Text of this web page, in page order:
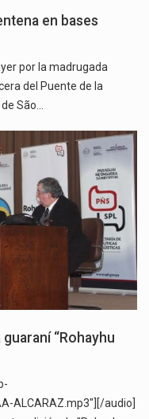
en bases
por la madrugada
del Puente de la
São…
“Rohayhu
ALCARAZ.mp3"][/audio]